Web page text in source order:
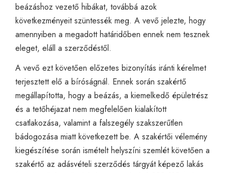
beázáshoz vezető hibákat, továbbá azok
következményeit szüntessék meg. A vevő jelezte, hogy
amennyiben a megadott határidőben ennek nem tesznek
eleget, eláll a szerződéstől.
A vevő ezt követően előzetes bizonyítás iránti kérelmet
terjesztett elő a bíróságnál. Ennek során szakértő
megállapította, hogy a beázás, a kiemelkedő épületrész
és a tetőhéjazat nem megfelelően kialakított
csatlakozása, valamint a falszegély szakszerűtlen
bádogozása miatt következett be. A szakértői vélemény
kiegészítése során ismételt helyszíni szemlét követően a
szakértő az adásvételi szerződés tárgyát képező lakás